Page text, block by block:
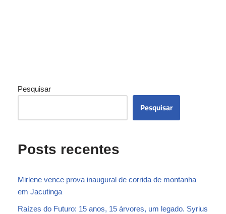
Pesquisar
Pesquisar
Posts recentes
Mirlene vence prova inaugural de corrida de montanha
em Jacutinga
Raízes do Futuro: 15 anos, 15 árvores, um legado. Syrius